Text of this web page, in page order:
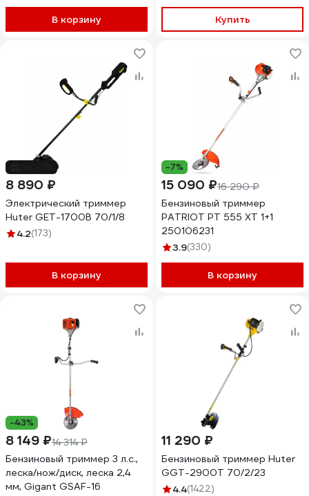
В корзину Купить
8 890 ₽
Электрический триммер
Huter GET-1700B 70/1/8
4.2(173)
В корзину
-7%
15 090 ₽16 290 ₽
Бензиновый триммер
PATRIOT PT 555 XT 1+1
250106231
3.9(330)
В корзину
-43%
8 149 ₽14 314 ₽
Бензиновый триммер 3 л.с.,
леска/нож/диск, леска 2,4
мм, Gigant GSAF-16
11 290 ₽
Бензиновый триммер Huter
GGT-2900T 70/2/23
4.4(1422)